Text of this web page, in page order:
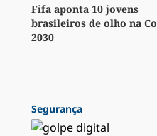
Fifa aponta 10 jovens
brasileiros de olho na
2030
Segurança